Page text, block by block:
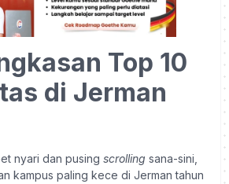
Top 10
di Jerman
nyari dan pusing scrolling sana-sini,
kampus paling kece di Jerman tahun